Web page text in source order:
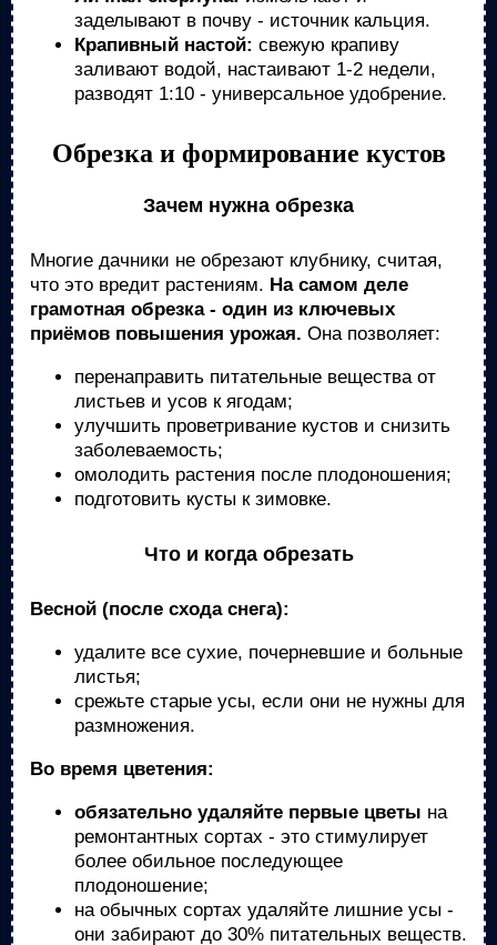
заделывают в почву - источник кальция.
Крапивный настой: свежую крапиву
заливают водой, настаивают 1-2 недели,
разводят 1:10 - универсальное удобрение.
Обрезка и формирование кустов
Зачем нужна обрезка
Многие дачники не обрезают клубнику, считая,
что это вредит растениям. На самом деле
грамотная обрезка - один из ключевых
приёмов повышения урожая. Она позволяет:
перенаправить питательные вещества от
листьев и усов к ягодам;
улучшить проветривание кустов и снизить
заболеваемость;
омолодить растения после плодоношения;
подготовить кусты к зимовке.
Что и когда обрезать
Весной (после схода снега):
удалите все сухие, почерневшие и больные
листья;
срежьте старые усы, если они не нужны для
размножения.
Во время цветения:
обязательно удаляйте первые цветы на
ремонтантных сортах - это стимулирует
более обильное последующее
плодоношение;
на обычных сортах удаляйте лишние усы -
они забирают до 30% питательных веществ.